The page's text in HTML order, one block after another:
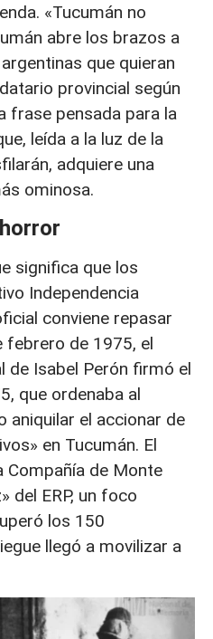
«Tucumán no
abre los brazos a
que quieran
provincial según
frase pensada para la
leída a la luz de la
adquiere una
ominosa.
significa que los
Independencia
conviene repasar
febrero de 1975, el
de Isabel Perón firmó el
que ordenaba al
aniquilar el accionar de
en Tucumán. El
Compañía de Monte
del ERP, un foco
los 150
llegó a movilizar a